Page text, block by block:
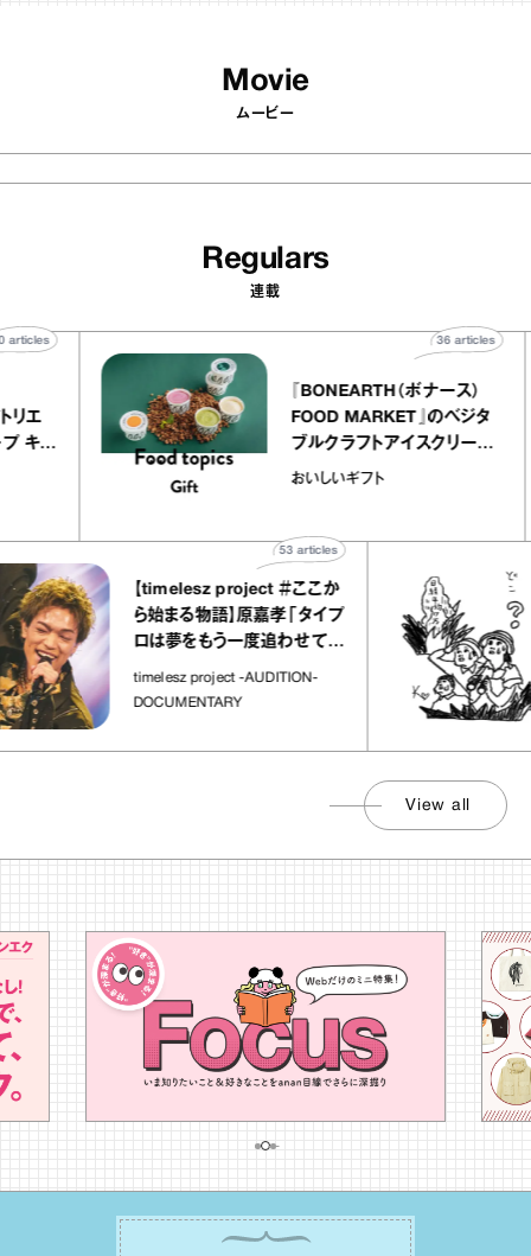
Movie
ムービー
Regulars
連載
ー アトリエ
クレープ キャ
40
『BONEARTH（ボナース）
FOOD MARKET』のベジ
ブルクラフトアイスクリー
｜真野知子の「おいしい
おいしいギフト
36
【timelesz project ＃ここか
ら始まる物語】原嘉孝「タイプ
ロは夢をもう一度追わせてく
れた場所」
timelesz project -AUDITION-
DOCUMENTARY
articles
View all